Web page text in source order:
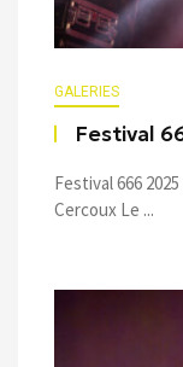
GALERIES
Festival
Festival 666
Cercoux Le ...